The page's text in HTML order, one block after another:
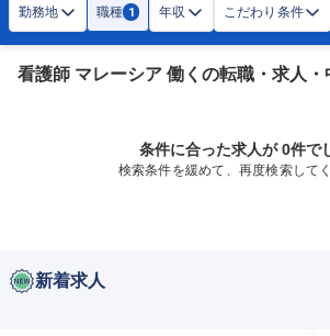
勤務地 職種 1 年収 こだわり条件
看護師 マレーシア 働くの転職・求人・
条件に合った求人が 0件で
検索条件を緩めて、再度検索して
新着求人